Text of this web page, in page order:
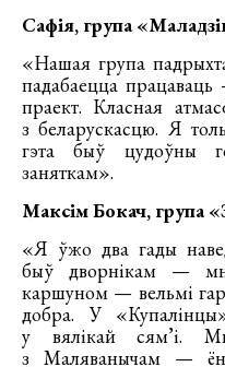
Сафія, група
«Нашая група
падабаецца
праект. Класная
з беларускасцю. Я
гэта быў цудоўны
заняткам».
Максім Бокач, група
«Я ўжо два гады
быў дворнікам —
каршуном — вельмі
добра. У
у вялікай сям’і.
з Маляванычам —